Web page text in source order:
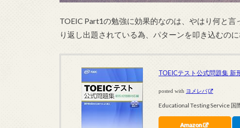
TOEIC Part1の勉強に効果的なのは、やはり何と言
り返し出題されている為、パターンを叩き込むのに
TOEICテスト公式問題集 新
posted with ヨメレバ
Educational Testing Service
Amazon